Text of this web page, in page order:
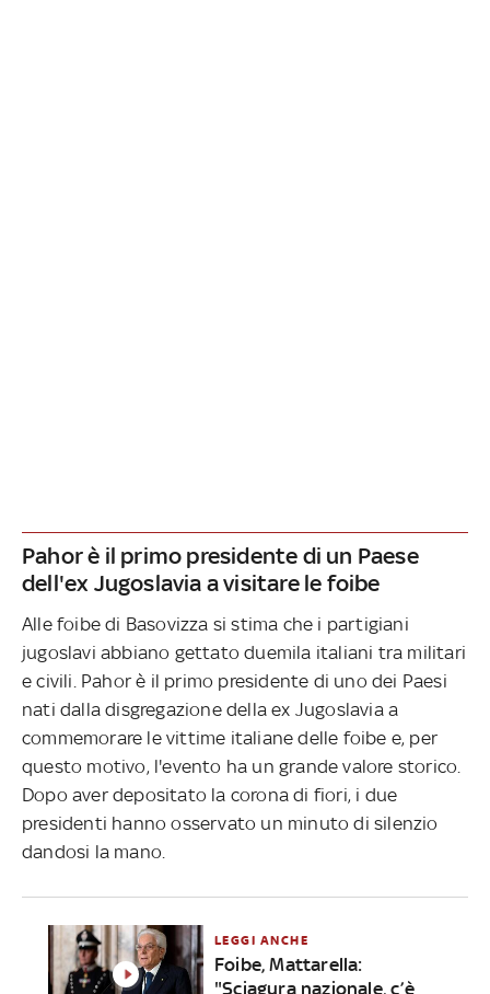
Pahor è il primo presidente di un Paese
dell'ex Jugoslavia a visitare le foibe
Alle foibe di Basovizza si stima che i partigiani
jugoslavi abbiano gettato duemila italiani tra militari
e civili. Pahor è il primo presidente di uno dei Paesi
nati dalla disgregazione della ex Jugoslavia a
commemorare le vittime italiane delle foibe e, per
questo motivo, l'evento ha un grande valore storico.
Dopo aver depositato la corona di fiori, i due
presidenti hanno osservato un minuto di silenzio
dandosi la mano.
LEGGI ANCHE
Foibe, Mattarella:
"Sciagura nazionale, c’è